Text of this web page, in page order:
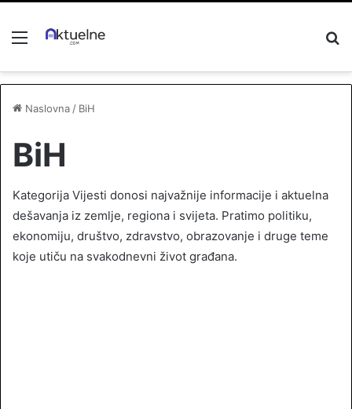
Menu
Naslovna / BiH
BiH
Kategorija Vijesti donosi najvažnije informacije i aktuelna
dešavanja iz zemlje, regiona i svijeta. Pratimo politiku,
ekonomiju, društvo, zdravstvo, obrazovanje i druge teme
koje utiču na svakodnevni život građana.